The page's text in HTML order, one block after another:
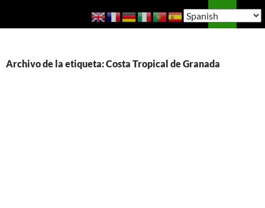
Guía de Almuñécar
Archivo de la etiqueta: Costa Tropical de Granada